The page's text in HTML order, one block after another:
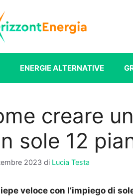
ENERGIE ALTERNATIVE
creare
sole 12
2023 di Lucia Testa
veloce con l’impiego di